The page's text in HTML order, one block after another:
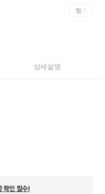
찜
상세설명
확인 필수!